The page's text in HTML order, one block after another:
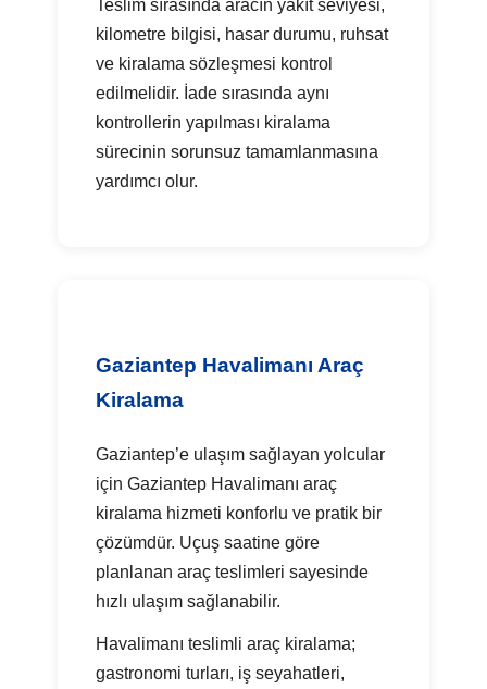
Teslim sırasında aracın yakıt seviyesi,
kilometre bilgisi, hasar durumu, ruhsat
ve kiralama sözleşmesi kontrol
edilmelidir. İade sırasında aynı
kontrollerin yapılması kiralama
sürecinin sorunsuz tamamlanmasına
yardımcı olur.
Gaziantep Havalimanı Araç
Kiralama
Gaziantep’e ulaşım sağlayan yolcular
için Gaziantep Havalimanı araç
kiralama hizmeti konforlu ve pratik bir
çözümdür. Uçuş saatine göre
planlanan araç teslimleri sayesinde
hızlı ulaşım sağlanabilir.
Havalimanı teslimli araç kiralama;
gastronomi turları, iş seyahatleri,